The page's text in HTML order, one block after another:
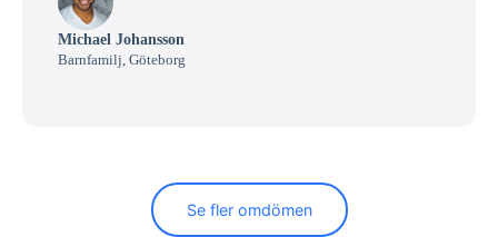
Michael Johansson
Barnfamilj, Göteborg
Se fler omdömen